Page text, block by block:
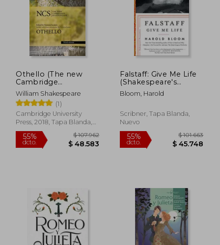
55%
dcto.
$ 99.983
$ 44.992
55%
dcto.
Othello (The new
Cambridge
Shakespeare) (en
Inglés)
William Shakespeare
(1)
Cambridge University
Press, 2018, Tapa Blanda,
Nuevo
Falstaff: Give Me Life
(Shakespeare's
Personalities) (English
Edition) (en Inglés)
Bloom, Harold
Scribner, Tapa Blanda,
Nuevo